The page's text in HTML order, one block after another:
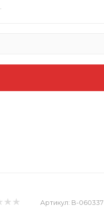
Артикул: B-060337